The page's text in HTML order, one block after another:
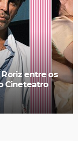
entre os
Cineteatro